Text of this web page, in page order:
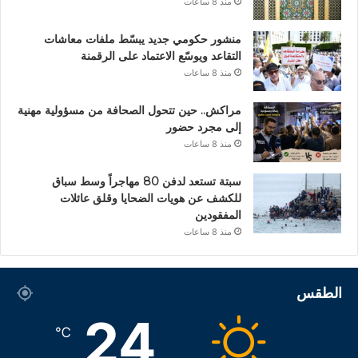
منشور حكومي جديد يبسّط ملفات معاشات
التقاعد ويوسّع الاعتماد على الرقمنة
منذ 8 ساعات
مراكش.. حين تتحول الصحافة من مسؤولية مهنية
إلى مجرد حضور
منذ 8 ساعات
سبتة تستعد لدفن 80 مهاجراً وسط سباق
للكشف عن هويات الضحايا وقلق عائلات
المفقودين
منذ 8 ساعات
الطقس
24
℃